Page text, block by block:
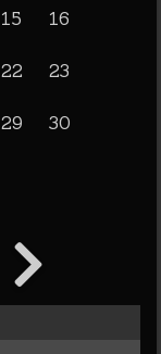
15 16
22 23
29 30